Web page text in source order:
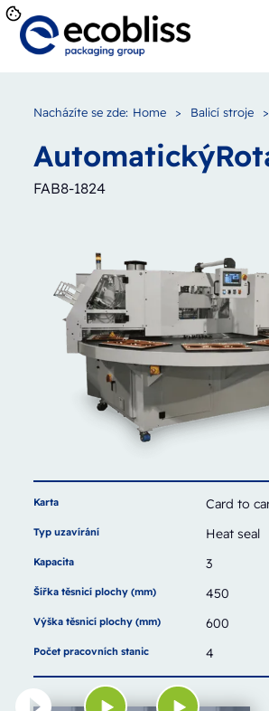
Nacházíte se zde: Home > Balicí stroje >
Automatický
FAB8-1824
Karta Card to
Typ uzavírání Heat seal
Kapacita 3
Šířka těsnicí plochy (mm) 450
Výška těsnicí plochy (mm) 600
Počet pracovních stanic 4